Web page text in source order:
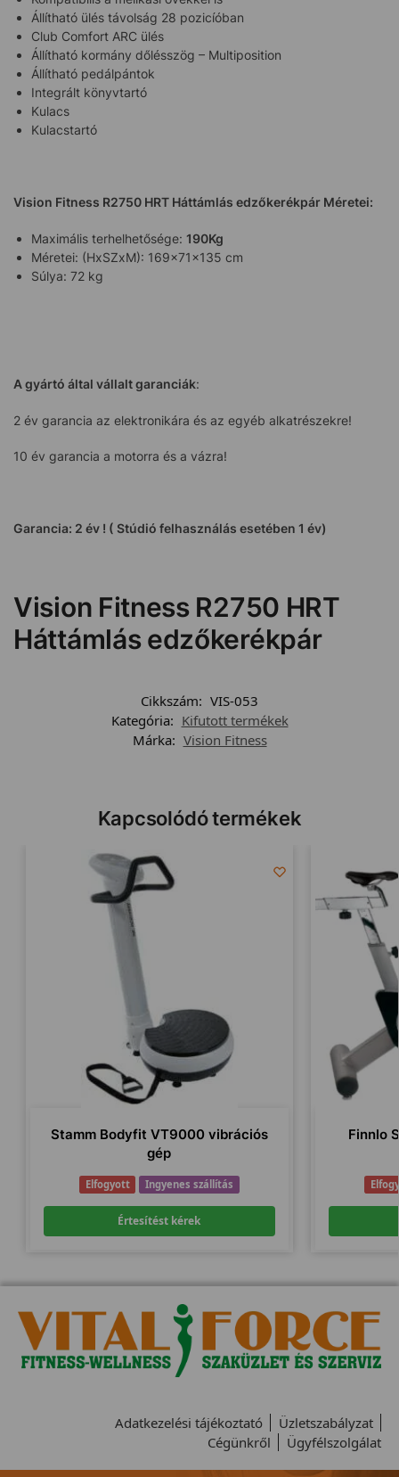
Állítható ülés távolság 28 pozicíóban
Club Comfort ARC ülés
Állítható kormány dőlésszög – Multiposition
Állítható pedálpántok
Integrált könyvtartó
Kulacs
Kulacstartó
Vision Fitness R2750 HRT Háttámlás edzőkerékpár Méretei:
Maximális terhelhetősége: 190Kg
Méretei: (HxSZxM): 169x71x135 cm
Súlya: 72 kg
A gyártó által vállalt garanciák:
2 év garancia az elektronikára és az egyéb alkatrészekre!
10 év garancia a motorra és a vázra!
Garancia: 2 év ! ( Stúdió felhasználás esetében 1 év)
Vision Fitness R2750 HRT
Háttámlás edzőkerékpár
Cikkszám: VIS-053
Kategória: Kifutott termékek
Márka: Vision Fitness
Kapcsolódó termékek
Stamm Bodyfit VT9000 vibrációs
gép
Elfogyott Ingyenes szállítás
Értesítést kérek
Finnlo
Adatkezelési tájékoztató
Üzletszabályzat
Cégünkről
Ügyfélszolgálat